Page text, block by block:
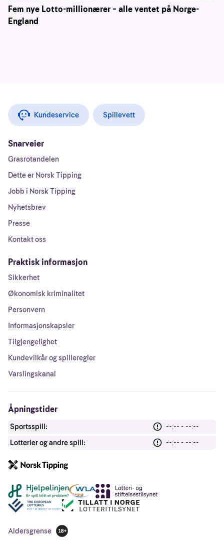
Fem nye Lotto-millionærer – alle ventet på Norge-
England
Kundeservice Spillevett
Snarveier
Grasrotandelen
Dette er Norsk Tipping
Jobb i Norsk Tipping
Nyhetsbrev
Presse
Kontakt oss
Praktisk informasjon
Sikkerhet
Økonomisk kriminalitet
Personvern
Informasjonskapsler
Tilgjengelighet
Kundevilkår og spilleregler
Varslingskanal
Åpningstider
Sportsspill:
--:-- - --:--
Lotterier og andre spill:
--:-- - --:--
Andre lenker
Aldersgrense
18 år